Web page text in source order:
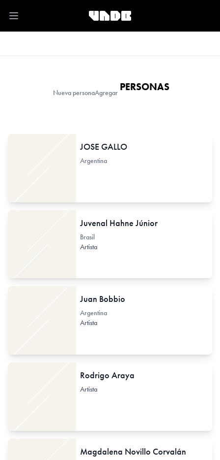
Open main menu
Nueva personaAgregar PERSONAS
JOSE GALLO
Argentina
Juvenal Hahne Júnior
Brasil
Artista
Juan Bobbio
Argentina
Artista
Rodrigo Araya
Artista
Magdalena Novillo Corvalán